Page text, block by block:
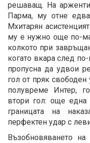
решаващ. На
Парма, му отне
Мхитарян
му е нужно още по-
колкото при
когато вкара след
пропусна да удвои
гол от пряк
полувреме Интер,
втори гол: още една
границата на
перфектен удар с
Възобновяването